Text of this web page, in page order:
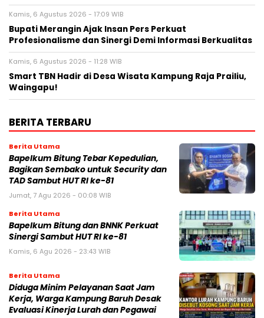
Kamis, 6 Agustus 2026 - 17:09 WIB
Bupati Merangin Ajak Insan Pers Perkuat
Profesionalisme dan Sinergi Demi Informasi Berkualitas
Kamis, 6 Agustus 2026 - 11:28 WIB
Smart TBN Hadir di Desa Wisata Kampung Raja Prailiu,
Waingapu!
BERITA TERBARU
Berita Utama
Bapelkum Bitung Tebar Kepedulian,
Bagikan Sembako untuk Security dan
TAD Sambut HUT RI ke-81
Jumat, 7 Agu 2026 - 00:08 WIB
Berita Utama
Bapelkum Bitung dan BNNK Perkuat
Sinergi Sambut HUT RI ke-81
Kamis, 6 Agu 2026 - 23:43 WIB
Berita Utama
Diduga Minim Pelayanan Saat Jam
Kerja, Warga Kampung Baruh Desak
Evaluasi Kinerja Lurah dan Pegawai